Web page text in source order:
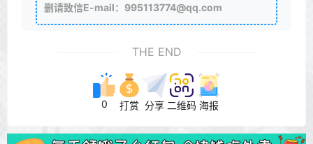
删请致信E-mail：995113774@qq.com
THE END
0 打赏 分享 二维码 海报